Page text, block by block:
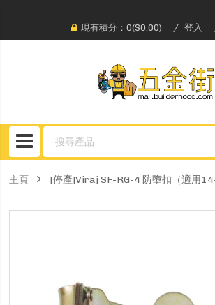
現有積分：0($0.00) 登入
主頁 [停產]Viraj SF-RG-4 防墮扣（適用